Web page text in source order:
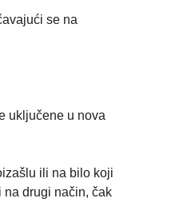
se na
uključene u nova
ili na bilo koji
na drugi način, čak